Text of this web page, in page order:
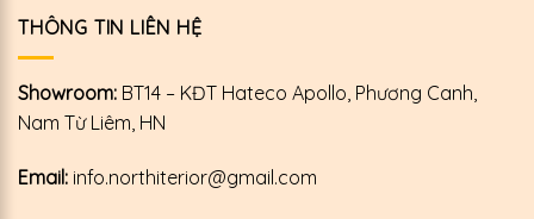
THÔNG TIN LIÊN HỆ
Showroom: BT14 – KĐT Hateco Apollo, Phương Canh,
Nam Từ Liêm, HN
Email: info.northiterior@gmail.com